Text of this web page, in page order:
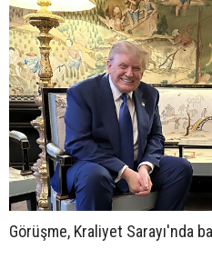
Görüşme, Kraliyet Sarayı'nda